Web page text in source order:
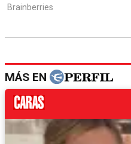
MÁS EN